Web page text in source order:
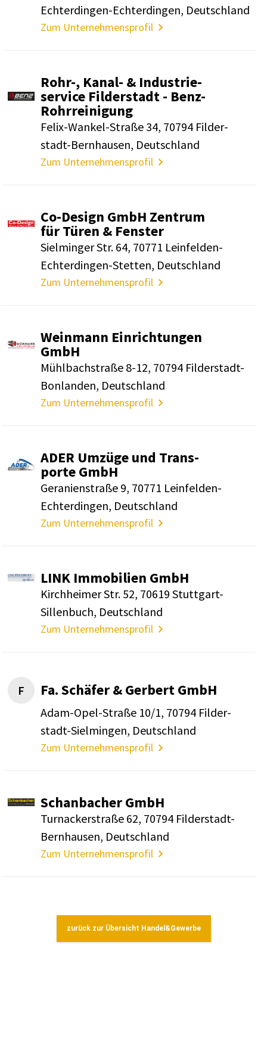
Echter­dingen-Echter­dingen, Deutsch­land
Zum Unternehmensprofil
Rohr-, Kanal- & Indus­trie­
ser­vice Filder­stadt - Benz-
Rohr­rei­ni­gung
Felix-Wankel-Straße 34, 70794 Filder­
stadt-Bern­hausen, Deutsch­land
Zum Unternehmensprofil
Co-Design GmbH Zentrum
für Türen & Fenster
Siel­minger Str. 64, 70771 Lein­felden-
Echter­dingen-Stetten, Deutsch­land
Zum Unternehmensprofil
Wein­mann Einrich­tungen
GmbH
Mühl­bach­straße 8-12, 70794 Filder­stadt-
Bonlanden, Deutsch­land
Zum Unternehmensprofil
ADER Umzüge und Trans­
porte GmbH
Gera­ni­en­straße 9, 70771 Lein­felden-
Echter­dingen, Deutsch­land
Zum Unternehmensprofil
LINK Immo­bi­lien GmbH
Kirch­heimer Str. 52, 70619 Stutt­gart-
Sillen­buch, Deutsch­land
Zum Unternehmensprofil
F Fa. Schäfer & Gerbert GmbH
Adam-Opel-Straße 10/1, 70794 Filder­
stadt-Siel­mingen, Deutsch­land
Zum Unternehmensprofil
Schan­ba­cher GmbH
Turna­cker­straße 62, 70794 Filder­stadt-
Bern­hausen, Deutsch­land
Zum Unternehmensprofil
zurück zur Übersicht Handel&Gewerbe